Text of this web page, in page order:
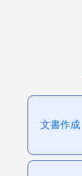
文書作成